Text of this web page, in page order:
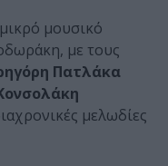
μουσικό
με τους
Πατλάκα
μελωδίες